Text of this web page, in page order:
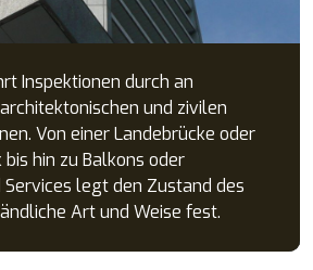
Inspektionen durch an
und zivilen
Von einer Landebrücke oder
hin zu Balkons oder
legt den Zustand des
Art und Weise fest.